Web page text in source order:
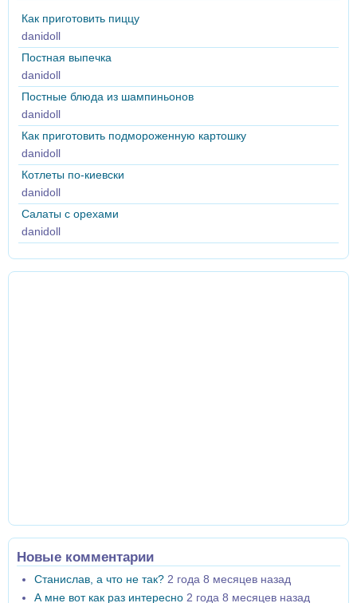
Как приготовить пиццу
danidoll
Постная выпечка
danidoll
Постные блюда из шампиньонов
danidoll
Как приготовить подмороженную картошку
danidoll
Котлеты по-киевски
danidoll
Салаты с орехами
danidoll
Новые комментарии
Станислав, а что не так? 2 года 8 месяцев назад
А мне вот как раз интересно 2 года 8 месяцев назад